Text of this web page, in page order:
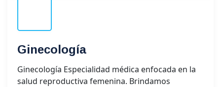
Ginecología
Ginecología Especialidad médica enfocada en la
salud reproductiva femenina. Brindamos